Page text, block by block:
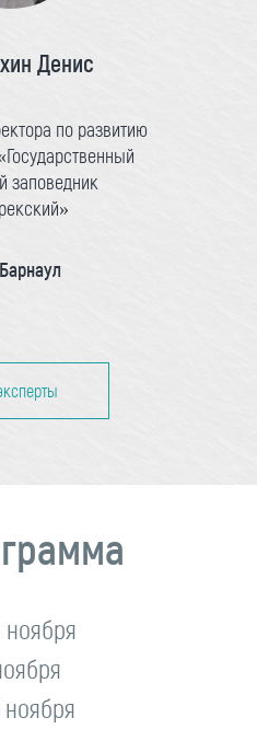
Денис
по развитию
заповедник
Барнаул
ноября